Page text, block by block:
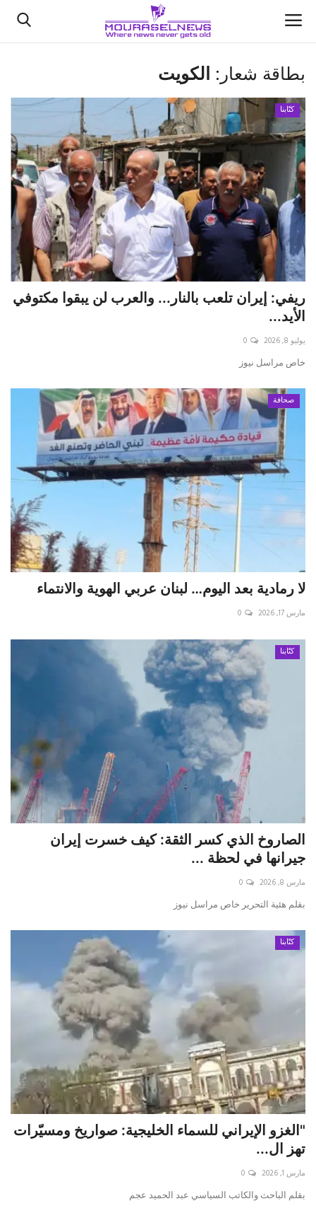
الأخبار
كتّابنا
السعودية
اقتصاد
علوم وتكنولوجيا
رياضة
فيديو
حياة
بطاقة شعار: الكويت
كتّابنا
ريفي: إيران تلعب بالنار... والعرب لن يبقوا مكتوفي
الأيد...
يوليو 8, 2026 0
خاص مراسل نيوز
صحافة
لا رمادية بعد اليوم… لبنان عربي الهوية والانتماء
مارس 17, 2026 0
كتّابنا
الصاروخ الذي كسر الثقة: كيف خسرت إيران
جيرانها في لحظة ...
مارس 8, 2026 0
بقلم هئية التحرير خاص مراسل نيوز
كتّابنا
"الغزو الإيراني للسماء الخليجية: صواريخ ومسيّرات
تهز ال...
مارس 1, 2026 0
بقلم الباحث والكاتب السياسي عبد الحميد عجم